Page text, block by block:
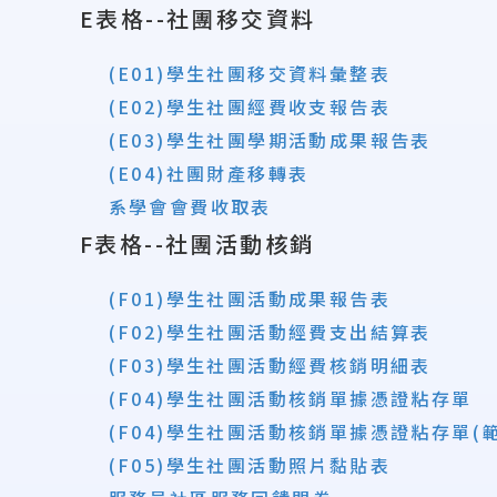
E表格--社團移交資料
(E01)學生社團移交資料彙整表
( E02)學生社團經費收支報告表
(E03)學生社團學期活動成果報告表
(E04)社團財產移轉表
系學會會費收取表
F表格--社團活動核銷
(F01)學生社團活動成果報告表
(F02)學生社團活動經費支出結算表
(F03)學生社團活動經費核銷明細表
(F04)學生社團活動核銷單據憑證粘存單
(F04)學生社團活動核銷單據憑證粘存單(
(F05)學生社團活動照片黏貼表